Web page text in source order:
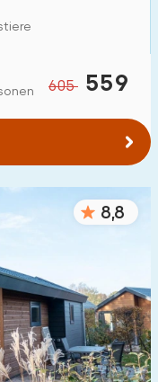
605 559
8,8